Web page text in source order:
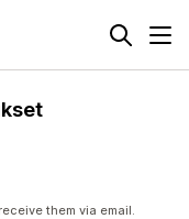
them via email.